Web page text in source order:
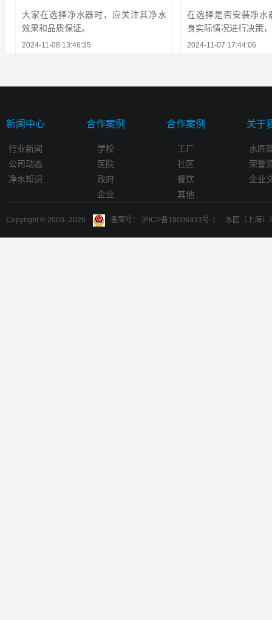
大家在选择净水器时，应关注其净水
效果和品质保证。
2024-11-08 13:46:35
在选择是否安装净水
身实际情况进行决策
2024-11-07 17:44:06
新闻中心
行业新闻
公司动态
净水知识
合作案例
学校
医院
政府
企业
合作案例
工厂
社区
餐饮
其他
关于
水匠
荣誉
企业
Copyright © 2003- 2026 备案号： 沪ICP备19006333号-1 水匠（上海）